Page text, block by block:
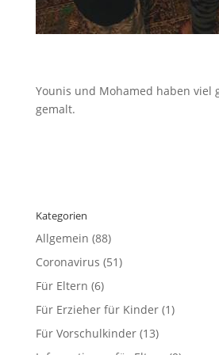
Younis und Mohamed haben viel
gemalt.
Kategorien
Allgemein (88)
Coronavirus (51)
Für Eltern (6)
Für Erzieher für Kinder(1)
Für Vorschulkinder(13)